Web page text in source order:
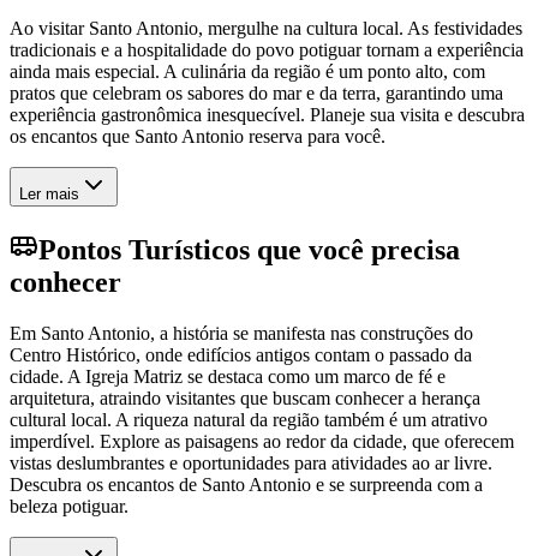
Ao visitar Santo Antonio, mergulhe na cultura local. As festividades
tradicionais e a hospitalidade do povo potiguar tornam a experiência
ainda mais especial. A culinária da região é um ponto alto, com
pratos que celebram os sabores do mar e da terra, garantindo uma
experiência gastronômica inesquecível. Planeje sua visita e descubra
os encantos que Santo Antonio reserva para você.
Ler mais
Pontos Turísticos que você precisa
conhecer
Em Santo Antonio, a história se manifesta nas construções do
Centro Histórico, onde edifícios antigos contam o passado da
cidade. A Igreja Matriz se destaca como um marco de fé e
arquitetura, atraindo visitantes que buscam conhecer a herança
cultural local. A riqueza natural da região também é um atrativo
imperdível. Explore as paisagens ao redor da cidade, que oferecem
vistas deslumbrantes e oportunidades para atividades ao ar livre.
Descubra os encantos de Santo Antonio e se surpreenda com a
beleza potiguar.